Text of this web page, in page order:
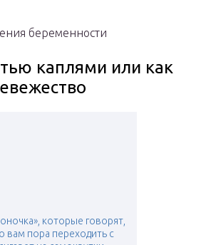
беременности
каплями или как
которые говорят,
вам пора переходить с